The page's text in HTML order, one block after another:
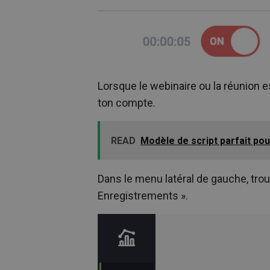
Lorsque le webinaire ou la réunion
ton compte.
READ Modèle de script parfait
Dans le menu latéral de gauche,
Enregistrements ».